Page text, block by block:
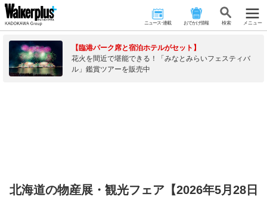
ニュース･連載 おでかけ情報 検 索 メニュー
【臨港パーク席と宿泊ホテルがセット】
花火を間近で堪能できる！「みなとみらいフェスティバ
ル」鑑賞ツアーを販売中
北海道の物産展・観光フェア【2026年5月28日